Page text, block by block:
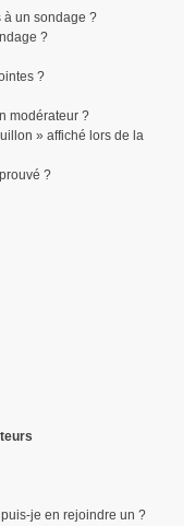
à un sondage ?
?
?
modérateur ?
» affiché lors de la
?
je en rejoindre un ?